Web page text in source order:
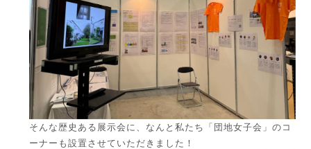
そんな歴史ある展示会に、なんと私たち「団地女子会」のコ
ーナーも設置させていただきました！